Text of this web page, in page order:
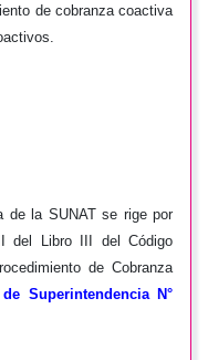
de cobranza coactiva
de la SUNAT se rige por
del Libro III del Código
de Cobranza
Superintendencia N°